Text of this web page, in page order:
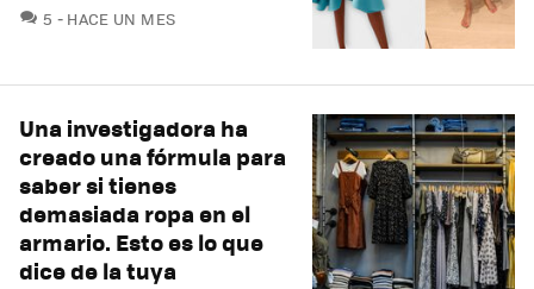
5 COMENTARIOS
HACE UN MES
Una investigadora ha
creado una fórmula para
saber si tienes
demasiada ropa en el
armario. Esto es lo que
dice de la tuya